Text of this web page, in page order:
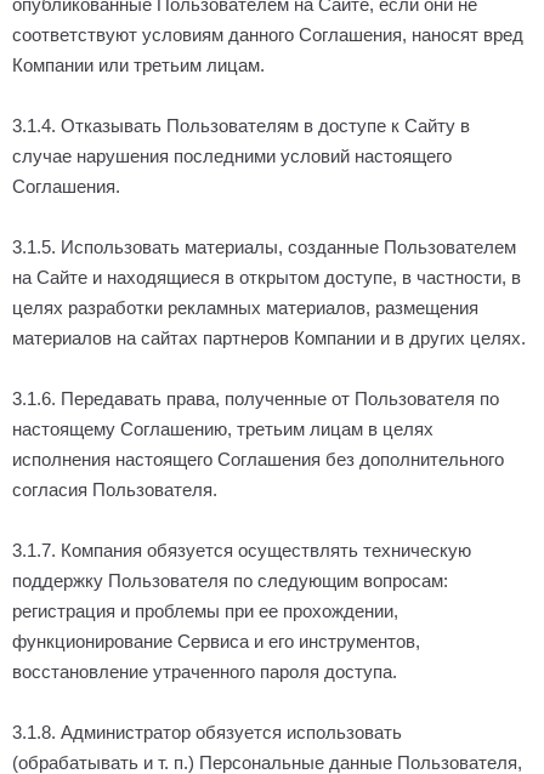
опубликованные Пользователем на Сайте, если они не
соответствуют условиям данного Соглашения, наносят вред
Компании или третьим лицам.
3.1.4. Отказывать Пользователям в доступе к Сайту в
случае нарушения последними условий настоящего
Соглашения.
3.1.5. Использовать материалы, созданные Пользователем
на Сайте и находящиеся в открытом доступе, в частности, в
целях разработки рекламных материалов, размещения
материалов на сайтах партнеров Компании и в других целях.
3.1.6. Передавать права, полученные от Пользователя по
настоящему Соглашению, третьим лицам в целях
исполнения настоящего Соглашения без дополнительного
согласия Пользователя.
3.1.7. Компания обязуется осуществлять техническую
поддержку Пользователя по следующим вопросам:
регистрация и проблемы при ее прохождении,
функционирование Сервиса и его инструментов,
восстановление утраченного пароля доступа.
3.1.8. Администратор обязуется использовать
(обрабатывать и т. п.) Персональные данные Пользователя,